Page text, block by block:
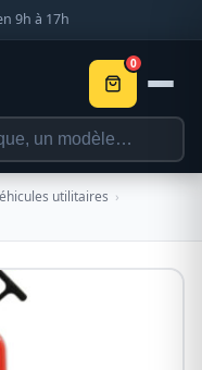
9h à 17h
0
utilitaires ›